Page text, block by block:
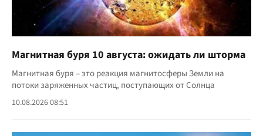
Магнитная буря 10 августа: ожидать ли шторма
Магнитная буря – это реакция магнитосферы Земли на
потоки заряженных частиц, поступающих от Солнца
10.08.2026 08:51